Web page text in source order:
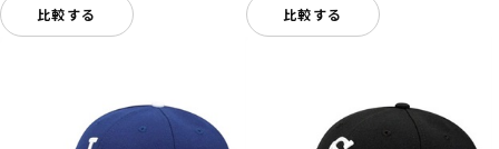
比較する 比較する